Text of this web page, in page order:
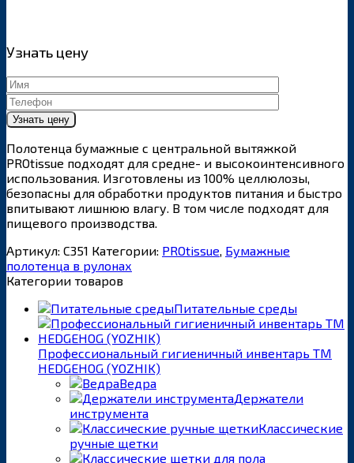
Узнать цену
Полотенца бумажные с центральной вытяжкой
PROtissue подходят для средне- и высокоинтенсивного
использования. Изготовлены из 100% целлюлозы,
безопасны для обработки продуктов питания и быстро
впитывают лишнюю влагу. В том числе подходят для
пищевого производства.
Артикул: С351 Категории: PROtissue Бумажные
полотенца в рулонах
Категории товаров
Питательные среды
Профессиональный гигиеничный инвентарь ТМ
HEDGEHOG (YOZHIK)
Ведра
Держатели
инструмента
Классические
ручные щетки